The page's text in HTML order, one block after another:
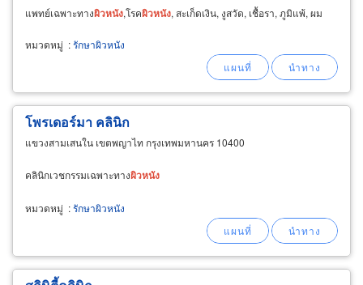
แพทย์เฉพาะทางผิวหนัง,โรคผิวหนัง, สะเก็ดเงิน, งูสวัด, เชื้อรา, ภูมิแพ้, ผม
หมวดหมู่ :รักษาผิวหนัง
โพรเดอร์มา คลินิก
แขวงสามเสนใน เขตพญาไท กรุงเทพมหานคร 10400
คลินิกเวชกรรมเฉพาะทางผิวหนัง
หมวดหมู่ :รักษาผิวหนัง